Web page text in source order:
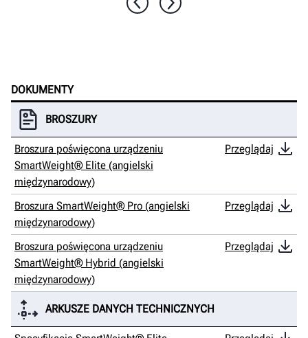
DOKUMENTY
BROSZURY
Broszura poświęcona urządzeniu
SmartWeight® Elite (angielski
międzynarodowy)
Przeglądaj
Broszura SmartWeight® Pro (angielski
międzynarodowy)
Przeglądaj
Broszura poświęcona urządzeniu
SmartWeight® Hybrid (angielski
międzynarodowy)
Przeglądaj
ARKUSZE DANYCH TECHNICZNYCH